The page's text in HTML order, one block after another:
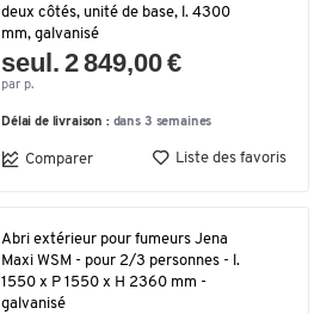
deux côtés, unité de base, l. 4300
mm, galvanisé
seul. 2 849,00 €
par p.
Délai de livraison : dans 3 semaines
Comparer Liste des favoris
Abri extérieur pour fumeurs Jena
Maxi WSM - pour 2/3 personnes - l.
1550 x P 1550 x H 2360 mm -
galvanisé